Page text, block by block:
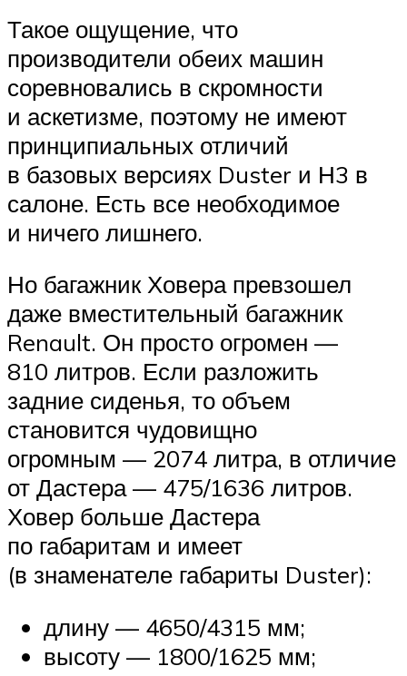
Такое ощущение, что
производители обеих машин
соревновались в скромности
и аскетизме, поэтому не имеют
принципиальных отличий
в базовых версиях Duster и Н3 в
салоне. Есть все необходимое
и ничего лишнего.
Но багажник Ховера превзошел
даже вместительный багажник
Renault. Он просто огромен —
810 литров. Если разложить
задние сиденья, то объем
становится чудовищно
огромным — 2074 литра, в отличие
от Дастера — 475/1636 литров.
Ховер больше Дастера
по габаритам и имеет
(в знаменателе габариты Duster):
длину — 4650/4315 мм;
высоту — 1800/1625 мм;